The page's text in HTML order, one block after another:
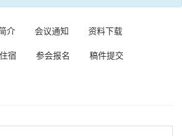
介 会议通知 资料下载
宿 参会报名 稿件提交